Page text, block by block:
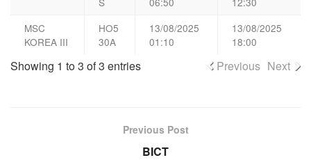
MSC
KOREA III
HO5
30A
13/08/2025
01:10
13/08/2025
18:00
Showing 1 to 3 of 3 entries Previous Next
Previous Post
BICT